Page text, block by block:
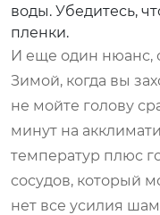
воды. Убедитесь,
пленки.
И еще один нюанс,
Зимой, когда вы
не мойте голову
минут на
температур плюс
сосудов, который
нет все усилия